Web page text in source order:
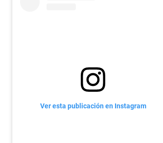
Ver esta publicación en Instagram